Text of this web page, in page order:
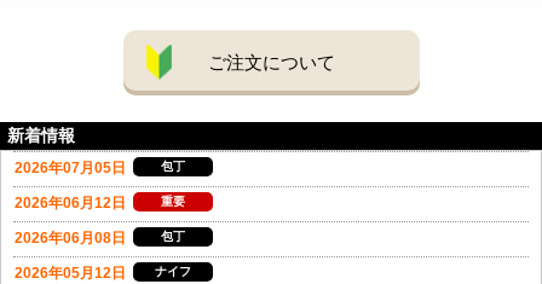
ご注文について
新着情報